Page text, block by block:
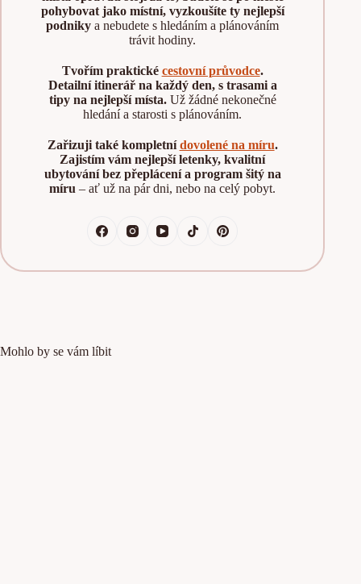
pohybovat jako místní, vyzkoušíte ty nejlepší
podniky a nebudete s hledáním a plánováním
trávit hodiny.
Tvořím praktické cestovní průvodce.
Detailní itinerář na každý den, s trasami a
tipy na nejlepší místa.Už žádné nekonečné
hledání a starosti s plánováním.
Zařizuji také kompletnídovolené na míru.
Zajistím vám nejlepší letenky, kvalitní
ubytování bez přeplácení a program šitý na
míru – ať už na pár dni, nebo na celý pobyt.
Mohlo by se vám líbit